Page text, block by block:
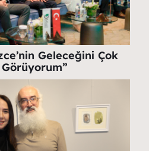
Geleceğini Çok